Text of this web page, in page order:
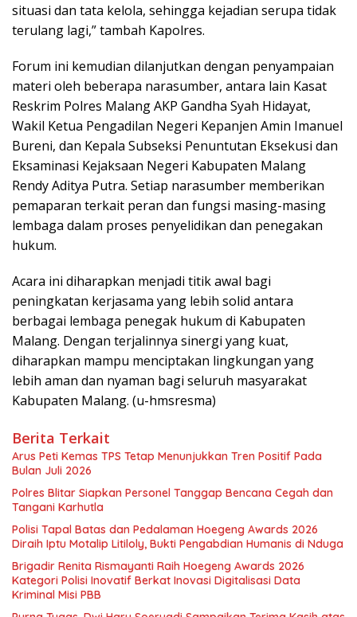
situasi dan tata kelola, sehingga kejadian serupa tidak
terulang lagi,” tambah Kapolres.
Forum ini kemudian dilanjutkan dengan penyampaian
materi oleh beberapa narasumber, antara lain Kasat
Reskrim Polres Malang AKP Gandha Syah Hidayat,
Wakil Ketua Pengadilan Negeri Kepanjen Amin Imanuel
Bureni, dan Kepala Subseksi Penuntutan Eksekusi dan
Eksaminasi Kejaksaan Negeri Kabupaten Malang
Rendy Aditya Putra. Setiap narasumber memberikan
pemaparan terkait peran dan fungsi masing-masing
lembaga dalam proses penyelidikan dan penegakan
hukum.
Acara ini diharapkan menjadi titik awal bagi
peningkatan kerjasama yang lebih solid antara
berbagai lembaga penegak hukum di Kabupaten
Malang. Dengan terjalinnya sinergi yang kuat,
diharapkan mampu menciptakan lingkungan yang
lebih aman dan nyaman bagi seluruh masyarakat
Kabupaten Malang. (u-hmsresma)
Berita Terkait
Arus Peti Kemas TPS Tetap Menunjukkan Tren Positif Pada
Bulan Juli 2026
Polres Blitar Siapkan Personel Tanggap Bencana Cegah dan
Tangani Karhutla
Polisi Tapal Batas dan Pedalaman Hoegeng Awards 2026
Diraih Iptu Motalip Litiloly, Bukti Pengabdian Humanis di Nduga
Brigadir Renita Rismayanti Raih Hoegeng Awards 2026
Kategori Polisi Inovatif Berkat Inovasi Digitalisasi Data
Kriminal Misi PBB